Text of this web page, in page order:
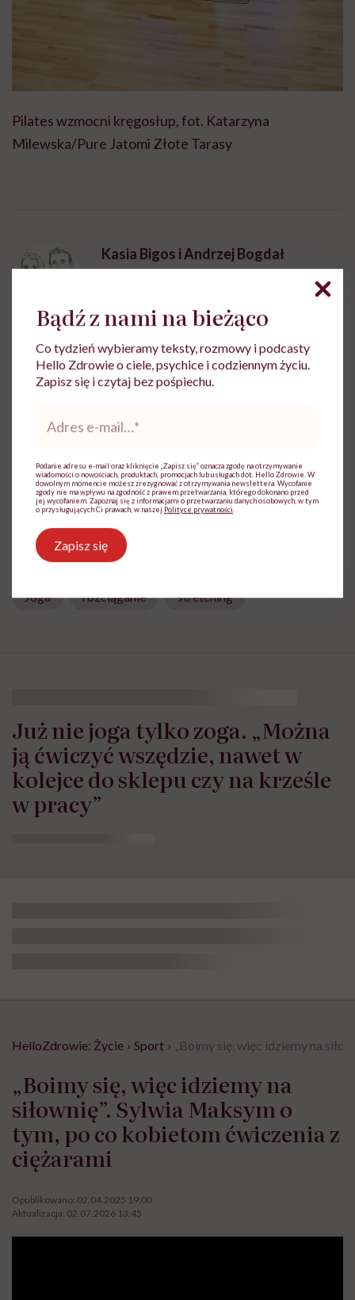
Pilates wzmocni kręgosłup, fot. Katarzyna
Milewska/Pure Jatomi Złote Tarasy
Kasia Bigos i Andrzej Bogdał
Kasia i Andrzej, zawodowi trenerzy. Ona –
100% kobiecości. On – 100 % testosteronu.
Oboje cierpią na nieoszczędną dystrybucję
energii, której mają w nadmiarze. Od nich
dowiecie się, co i jak trenować, by efekty
wreszcie były widoczne. Pokazują, że się da.
Wy też dacie radę!
Udostępnij
Powiązane tematy:
ćwiczenia na kręgosłup
Joga rozciąganie stretching
Już nie joga tylko zoga. „Można
ją ćwiczyć wszędzie, nawet w
kolejce do sklepu czy na krześle
w pracy”
HelloZdrowie: Życie › Sport › „Boimy się, więc idziemy na
„Boimy się, więc idziemy na
siłownię”. Sylwia Maksym o
tym, po co kobietom ćwiczenia z
ciężarami
Opublikowano: 02.04.2025 19:00
Aktualizacja: 02.07.2026 13:45
Bądź z nami na bieżąco
Co tydzień wybieramy teksty, rozmowy i podcasty
Hello Zdrowie o ciele, psychice i codziennym życiu.
Zapisz się i czytaj bez pośpiechu.
*
Podanie adresu e-mail oraz kliknięcie „Zapisz się” oznacza zgodę na otrzymywanie
wiadomości o nowościach, produktach, promocjach lub usługach dot. Hello Zdrowie. W
dowolnym momencie możesz zrezygnować z otrzymywania newslettera. Wycofanie
zgody nie ma wpływu na zgodność z prawem przetwarzania, którego dokonano przed
jej wycofaniem. Zapoznaj się z informacjami o przetwarzaniu danych osobowych, w tym
o przysługujących Ci prawach, w naszej Polityce prywatności
Zapisz się